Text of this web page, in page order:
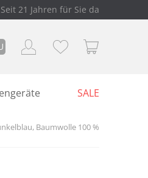
Seit 21 Jahren für Sie da
SALE
Baumwolle 100 %